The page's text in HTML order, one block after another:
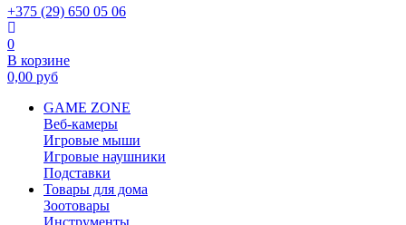
+375 (29) 650 05 06
0
В корзине
0,00 руб
GAME ZONE
Веб-камеры
Игровые мыши
Игровые наушники
Подставки
Товары для дома
Зоотовары
Инструменты